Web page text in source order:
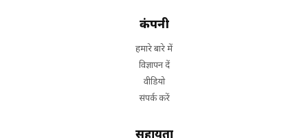
कंपनी
हमारे बारे में
विज्ञापन दें
वीडियो
संपर्क करें